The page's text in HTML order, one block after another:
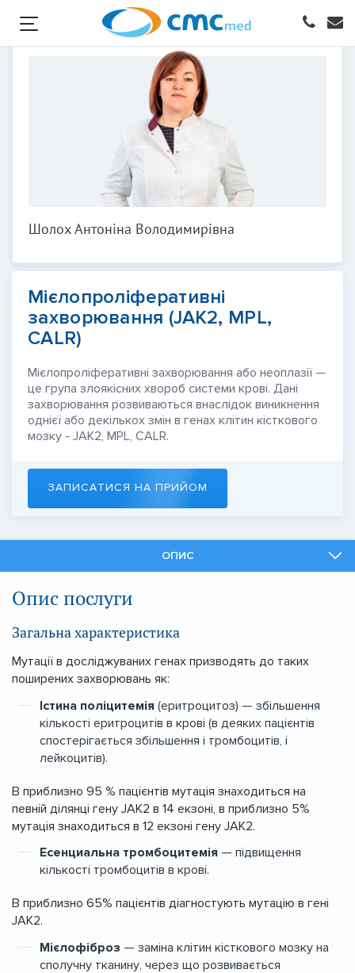
Шолох Антоніна Володимирівна
Мієлопроліферативні
захворювання (JAK2, MPL,
CALR)
Мієлопроліферативні захворювання або неоплазії —
це група злоякісних хвороб системи крові. Дані
захворювання розвиваються внаслідок виникнення
однієї або декількох змін в генах клітин кісткового
мозку - JAK2, MPL, CALR.
ЗАПИСАТИСЯ НА ПРИЙОМ
ОПИС
Опис послуги
Загальна характеристика
Мутації в досліджуваних генах призводять до таких
поширених захворювань як:
Істина поліцитемія (еритроцитоз) — збільшення
кількості еритроцитів в крові (в деяких пацієнтів
спостерігається збільшення і тромбоцитів, і
лейкоцитів).
В приблизно 95 % пацієнтів мутація знаходиться на
певній ділянці гену JAK2 в 14 екзоні, в приблизно 5%
мутація знаходиться в 12 екзоні гену JAK2.
Есенциальна тромбоцитемія — підвищення
кількості тромбоцитів в крові.
В приблизно 65% пацієнтів діагностують мутацію в гені
JAK2.
Мієлофіброз — заміна клітин кісткового мозку на
сполучну тканину, через що розвивається